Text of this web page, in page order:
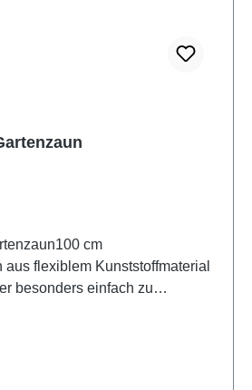
cm
aus flexiblem Kunststoffmaterial
besonders einfach zu